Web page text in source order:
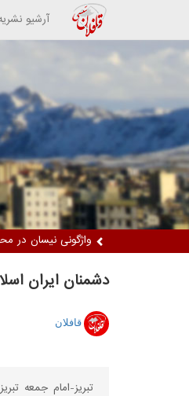
آرشیو
دشمنان ایران
قافلان
تبریز-امام جمعه